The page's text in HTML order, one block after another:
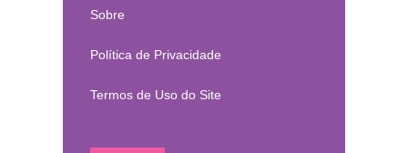
Sobre
Política de Privacidade
Termos de Uso do Site